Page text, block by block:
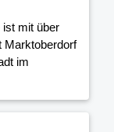
ist mit über
Marktoberdorf
im